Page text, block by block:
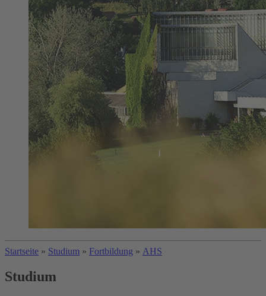
Startseite » Studium » Fortbildung » AHS
Studium